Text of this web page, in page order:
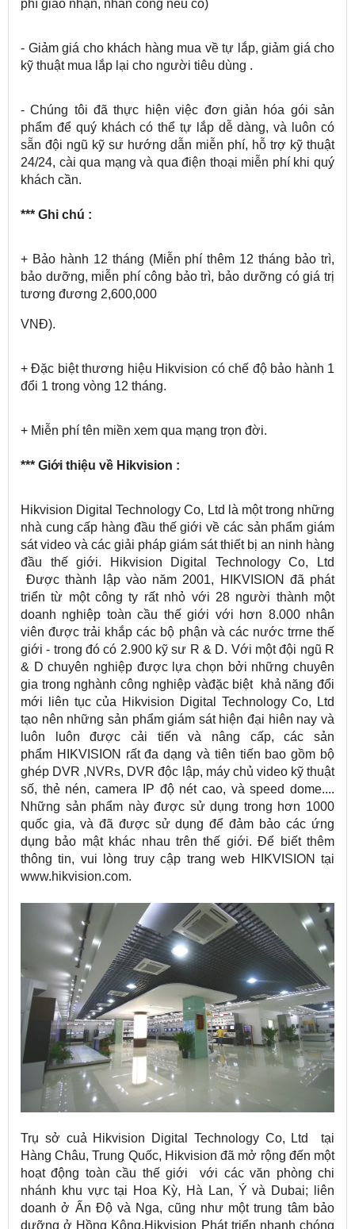
phí giao nhận, nhân công nếu có)
- Giảm giá cho khách hàng mua về tự lắp, giảm giá cho
kỹ thuật mua lắp lại cho người tiêu dùng .
- Chúng tôi đã thực hiện việc đơn giản hóa gói sản
phẩm để quý khách có thể tự lắp dễ dàng, và luôn có
sẵn đội ngũ kỹ sư hướng dẫn miễn phí, hỗ trợ kỹ thuật
24/24, cài qua mạng và qua điện thoại miễn phí khi quý
khách cần.
*** Ghi chú :
+ Bảo hành 12 tháng (Miễn phí thêm 12 tháng bảo trì,
bảo dưỡng, miễn phí công bảo trì, bảo dưỡng có giá trị
tương đương 2,600,000
VNĐ).
+ Đặc biệt thương hiệu Hikvision có chế độ bảo hành 1
đổi 1 trong vòng 12 tháng.
+ Miễn phí tên miền xem qua mạng trọn đời.
*** Giới thiệu về Hikvision :
Hikvision Digital Technology Co, Ltd là một trong những
nhà cung cấp hàng đầu thế giới về các sản phẩm giám
sát video và các giải pháp giám sát thiết bị an ninh hàng
đầu thế giới. Hikvision Digital Technology Co, Ltd
Được thành lập vào năm 2001, HIKVISION đã phát
triển từ một công ty rất nhỏ với 28 người thành một
doanh nghiệp toàn cầu thế giới với hơn 8.000 nhân
viên được trải khắp các bộ phận và các nước trrne thế
giới - trong đó có 2.900 kỹ sư R & D. Với một đội ngũ R
& D chuyên nghiệp được lựa chọn bởi những chuyên
gia trong nghành công nghiệp vàđặc biệt khả năng đổi
mới liên tục của Hikvision Digital Technology Co, Ltd
tạo nên những sản phẩm giám sát hiện đại hiên nay và
luôn luôn được cải tiến và nâng cấp, các sản
phẩm HIKVISION rất đa dạng và tiên tiến bao gồm bộ
ghép DVR ,NVRs, DVR độc lập, máy chủ video kỹ thuật
số, thẻ nén, camera IP độ nét cao, và speed dome....
Những sản phẩm này được sử dụng trong hơn 1000
quốc gia, và đã được sử dụng để đảm bảo các ứng
dụng bảo mật khác nhau trên thế giới. Để biết thêm
thông tin, vui lòng truy cập trang web HIKVISION tại
www.hikvision.com.
Trụ sở cuả Hikvision Digital Technology Co, Ltd tại
Hàng Châu, Trung Quốc, Hikvision đã mở rộng đến một
hoạt động toàn cầu thế giới với các văn phòng chi
nhánh khu vực tại Hoa Kỳ, Hà Lan, Ý và Dubai; liên
doanh ở Ấn Độ và Nga, cũng như một trung tâm bảo
dưỡng ở Hồng Kông.Hikvision Phát triển nhanh chóng